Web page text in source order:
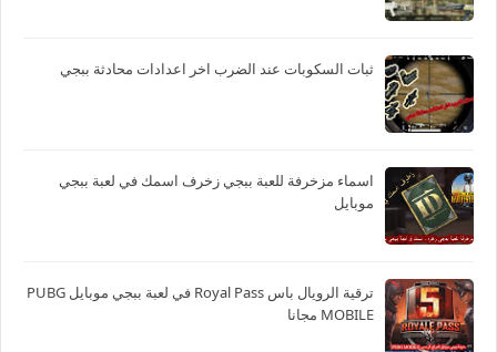
ثبات السكوبات عند الضرب اخر اعدادات محادثة ببجي
اسماء مزخرفة للعبة ببجي زخرف اسمك في لعبة ببجي
موبايل
ترقية الرويال باس Royal Pass في لعبة ببجي موبايل PUBG
MOBILE مجانا